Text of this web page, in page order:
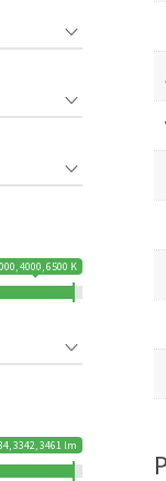
4000, 6500 K
3342, 3461 lm